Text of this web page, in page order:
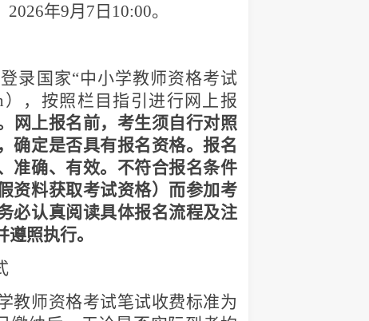
2026年9月 7 日 10:00。
录国家“中小学教师资格考试
），按照栏目指引进行网上报
网上报名前，考生须自行对照
确定是否具有报名资格。报名
准确、有效。不符合报名条件
资料获取考试资格）而参加考
必认真阅读具体报名流程及注
照执行。
教师资格考试笔试收费标准为